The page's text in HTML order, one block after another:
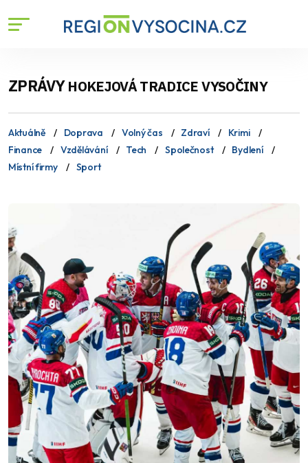
ZPRÁVYHOKEJOVÁ TRADICE VYSOČINY
Aktuálně Doprava Volný čas Zdraví
Krimi
Finance
Vzdělávání Tech Společnost
Bydlení
Místní firmy
Sport